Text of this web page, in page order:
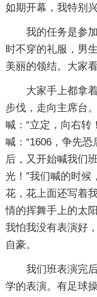
如期开幕，我特别兴
我的任务是参
时不穿的礼服，男
美丽的领结。大家
大家手上都拿
步伐，走向主席台
喊：“立定，向右转
喊：“1606，争先
后，又开始喊我们
光！”我们喊的时候
花，花上面还写着
情的挥舞手上的太
我怕我没有表演好
自豪。
我们班表演完
学的表演。有足球